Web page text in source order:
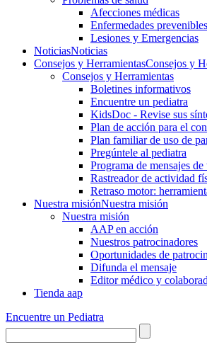
Afecciones médicas
Enfermedades
Lesiones y Emergencias
NoticiasNoticias
Consejos y HerramientasConsejos y
Consejos y Herramientas
Boletines informativos
Encuentre un pediatra
KidsDoc - Revise sus
Plan de acción para el
Plan familiar de uso de
Pregúntele al pediatra
Programa de mensajes de
Rastre​​ador de activida​d
Retraso motor:
Nuestra misiónNuestra misión
Nuestra misión
AAP en acción
Nuestros patrocinadores
Oportunidades de
Difunda el mensaje
Editor médico y
Tienda aap
Encuentre un Pediatra